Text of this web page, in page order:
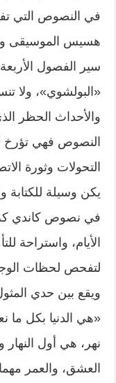
في النصوص التي
هسيس الموسيقى
سير الفصول
«البولشوي»، ولا
والأحداث الحظر
النصوص فهي تؤرخ
التحولات وثورة
يكن وسيلة للكتابة
في نصوص كاندي
الأيام، واستراحة
لتفحص لحظات
ويقع بين حدي
«هي الدنيا بكل ما
نهر، هي أول
العشق، والعمر